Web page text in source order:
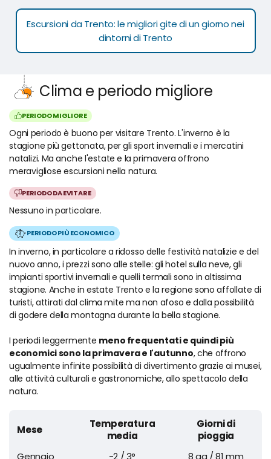
Escursioni da Trento: le migliori gite di un giorno nei
dintorni di Trento
Clima e periodo migliore
PERIODO MIGLIORE
Ogni periodo è buono per visitare Trento. L'inverno è la
stagione più gettonata, per gli sport invernali e i mercatini
natalizi. Ma anche l'estate e la primavera offrono
meravigliose escursioni nella natura.
PERIODO DA EVITARE
Nessuno in particolare.
PERIODO PIÙ ECONOMICO
In inverno, in particolare a ridosso delle festività natalizie e del
nuovo anno, i prezzi sono alle stelle: gli hotel sulla neve, gli
impianti sportivi invernali e quelli termali sono in altissima
stagione. Anche in estate Trento e la regione sono affollate di
turisti, attirati dal clima mite ma non afoso e dalla possibilità
di godere della montagna durante la bella stagione.
I periodi leggermente meno frequentati e quindi più
economici sono la primavera e l'autunno, che offrono
ugualmente infinite possibilità di divertimento grazie ai musei,
alle attività culturali e gastronomiche, allo spettacolo della
natura.
Mese
Temperatura
media
Giorni di
pioggia
Gennaio
-2 / 3°
8 gg / 81 mm